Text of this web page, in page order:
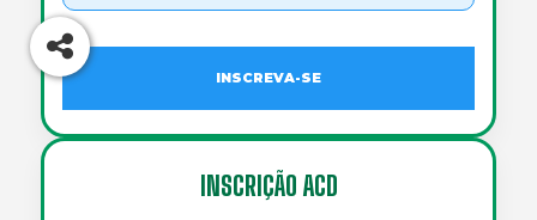
INSCREVA-SE
INSCRIÇÃO ACD